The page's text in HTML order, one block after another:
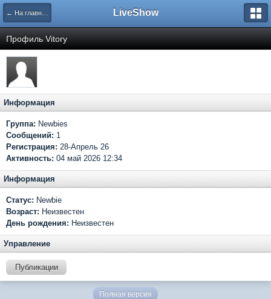
← На главную LiveShow
Профиль Vitory
Информация
Группа: Newbies
Сообщений: 1
Регистрация: 28-Апрель 26
Активность: 04 май 2026 12:34
Информация
Статус: Newbie
Возраст: Неизвестен
День рождения: Неизвестен
Управление
Публикации
Полная версия